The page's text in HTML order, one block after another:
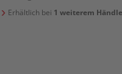
Erhältlich bei 1 weiterem